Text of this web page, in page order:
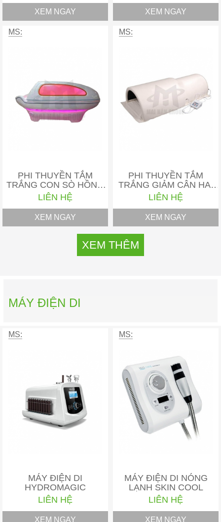
XEM NGAY XEM NGAY
MS:
PHI THUYỀN TẮM
TRẮNG CON SÒ HỒNG
NGOẠI
LIÊN HỆ
XEM NGAY
MS:
PHI THUYỀN TẮM
TRẮNG GIẢM CÂN HAI
VÒM D-669
LIÊN HỆ
XEM NGAY
XEM THÊM
MÁY ĐIỆN DI
MS:
MÁY ĐIỆN DI
HYDROMAGIC
LIÊN HỆ
XEM NGAY
MS:
MÁY ĐIỆN DI NÓNG
LẠNH SKIN COOL
LIÊN HỆ
XEM NGAY